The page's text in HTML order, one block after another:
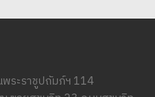
ระราชูปถัมภ์ฯ 114